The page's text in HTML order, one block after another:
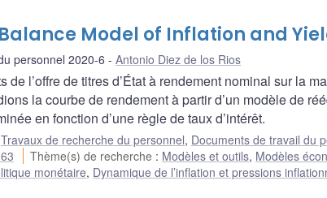
Model of Inflation and
personnel 2020-6 Antonio Diez de los Rios
de l’offre de titres d’État à rendement nominal sur la
la courbe de rendement à partir d’un modèle de
en fonction d’une règle de taux d’intérêt.
Travaux de recherche du personnel, Documents de travail du
Thème(s) de recherche : Modèles et outils, Modèles
monétaire, Dynamique de l’inflation et pressions